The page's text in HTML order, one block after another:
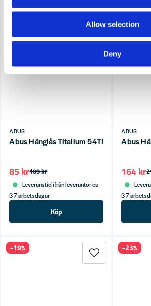
Allow selection
Deny
ABUS
Abus Hänglås Titalium 54TI/30 SB
109 kr
85 kr
Leveranstid ifrån leverantör ca
3-7 arbetsdagar
Köp
ABUS
Abus
164 kr
3-7
-19% -23%